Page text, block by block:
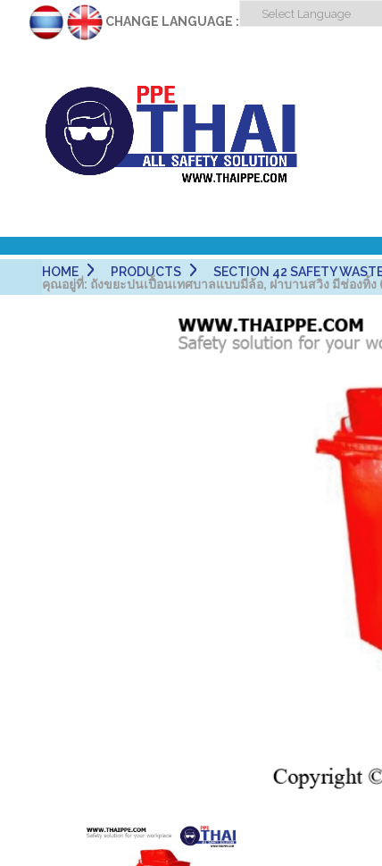
CHANGE LANGUAGE :
HOME PRODUCTS SECTION 42 SAFETY
คุณอยู่ที่: ถังขยะปนเปื้อนเทศบาลแบบมีล้อ, ฝาบานสวิง มีช่องทิ้ง